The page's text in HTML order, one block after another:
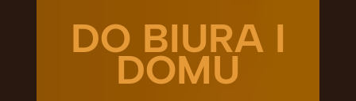
DO BIURA I
DOMU